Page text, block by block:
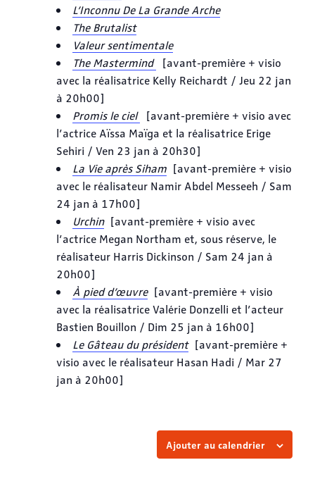
L’Inconnu De La Grande Arche
The Brutalist
Valeur sentimentale
The Mastermind
[avant-première + visio
avec la réalisatrice Kelly Reichardt / Jeu 22 jan
à 20h00]
Promis le ciel
[avant-première + visio avec
l’actrice Aïssa Maïga et la réalisatrice Erige
Sehiri / Ven 23 jan à 20h30]
La Vie après Siham [avant-première + visio
avec le réalisateur Namir Abdel Messeeh / Sam
24 jan à 17h00]
Urchin[avant-première + visio avec
l’actrice Megan Northam et, sous réserve, le
réalisateur Harris Dickinson / Sam 24 jan à
20h00]
À pied d’œuvre[avant-première + visio
avec la réalisatrice Valérie Donzelli et l’acteur
Bastien Bouillon / Dim 25 jan à 16h00]
Le Gâteau du président[avant-première +
visio avec le réalisateur Hasan Hadi / Mar 27
jan à 20h00]
Ajouter au calendrier